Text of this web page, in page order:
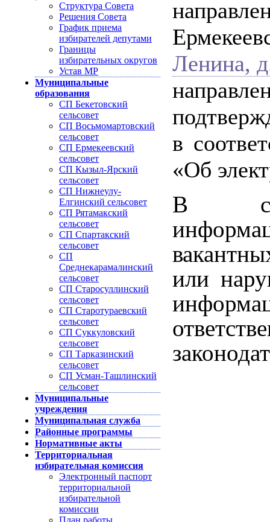
Структура Совета
Решения Совета
График приема
избирателей депутами
Границы
избирательных округов
Устав МР
Муниципальные
образования
СП Бекетовский
сельсовет
СП Восьмомартовский
сельсовет
СП Ермекеевский
сельсовет
СП Кызыл-Ярский
сельсовет
СП Нижнеулу-
Елгинский сельсовет
СП Рятамакский
сельсовет
СП Спартакский
сельсовет
СП
Среднекарамалинский
сельсовет
СП Старосуллинский
сельсовет
СП Старотураевский
сельсовет
СП Суккуловский
сельсовет
СП Тарказинский
сельсовет
СП Усман-Ташлинский
сельсовет
Муниципальные
учреждения
Муниципальная служба
Районные программы
Нормативные акты
Территориальная
избирательная комиссия
Электронный паспорт
территориальной
избирательной
комиссии
План работы
Ленина,
в
«Об
В
или